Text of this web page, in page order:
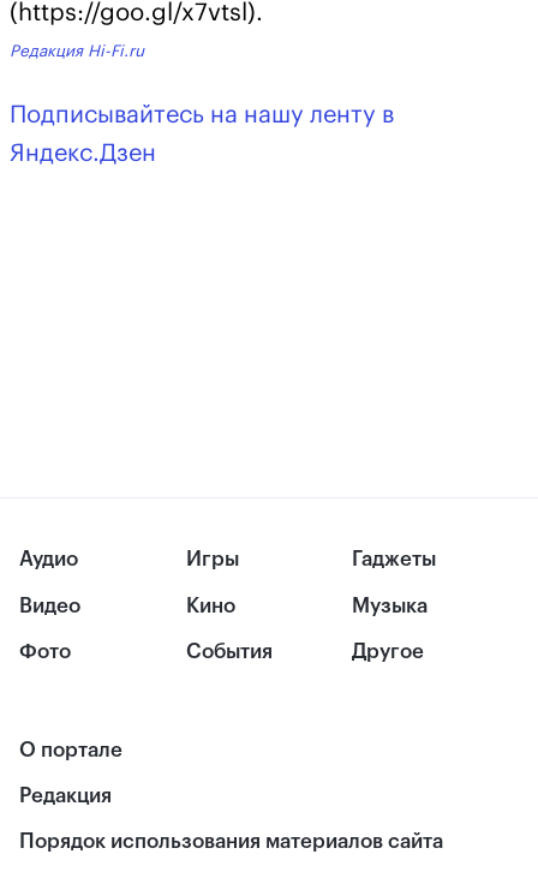
(https://goo.gl/x7vtsl).
Редакция Hi-Fi.ru
Подписывайтесь на нашу ленту в
Яндекс.Дзен
Аудио
Видео
Фото
Игры
Кино
События
Гаджеты
Музыка
Другое
О портале
Редакция
Порядок использования материалов сайта